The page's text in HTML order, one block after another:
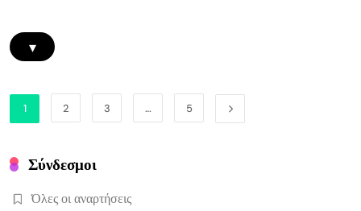
▾
1 2 3 … 5
Σύνδεσμοι
Όλες οι αναρτήσεις